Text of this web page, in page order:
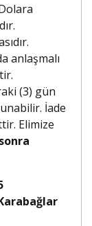
anlaşmalı
(3) gün
İade
Elimize